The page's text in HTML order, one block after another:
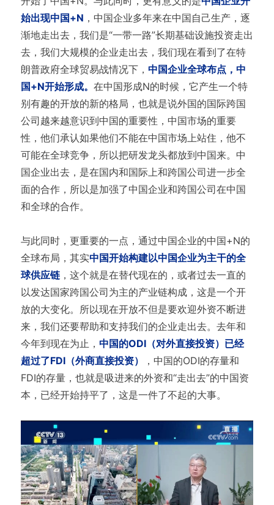
始出现中国+N ，中国企业多年来在中国自己生产，逐
渐地走出去，我们是“一带一路”长期基础设施投资走出
去，我们大规模的企业走出去，我们现在看到了在特
朗普政府全球贸易战情况下， 中国企业全球布点，中
国+N开始形成。 在中国形成N的时候，它产生一个特
别有趣的开放的新的格局，也就是说外国的国际跨国
公司越来越意识到中国的重要性，中国市场的重要
性，他们承认如果他们不能在中国市场上站住，他不
可能在全球竞争，所以把研发龙头都放到中国来。中
国企业出去，是在国内和国际上和跨国公司进一步全
面的合作，所以是加强了中国企业和跨国公司在中国
和全球的合作。
与此同时，更重要的一点，通过中国企业的中国+N的
全球布局，其实中国开始构建以中国企业为主干的全
球供应链，这个就是在替代现在的，或者过去一直的
以发达国家跨国公司为主的产业链构成，这是一个开
放的大变化。所以现在开放不但是要欢迎外资不断进
来，我们还要帮助和支持我们的企业走出去。去年和
今年到现在为止， 中国的ODI（对外直接投资）已经
超过了FDI（外商直接投资）
，中国的ODI的存量和
FDI的存量，也就是吸进来的外资和“走出去”的中国资
本，已经开始持平了，这是一件了不起的大事。